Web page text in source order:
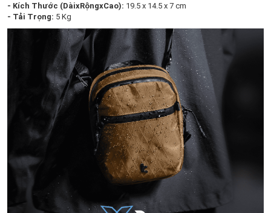
- Kích Thước (DàixRộngxCao): 19.5 x 14.5 x 7 cm
- Tải Trọng: 5 Kg